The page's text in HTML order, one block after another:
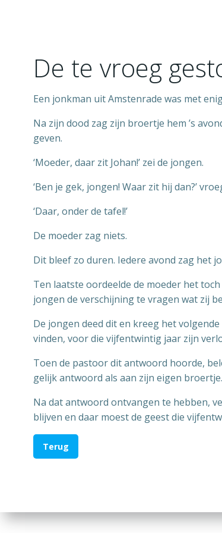
De te vroeg
Een jonkman uit Amstenrade was met
Na zijn dood zag zijn broertje hem ’s
geven.
‘Moeder, daar zit Johan!’ zei de jongen.
‘Ben je gek, jongen! Waar zit hij dan?’
‘Daar, onder de tafel!’
De moeder zag niets.
Dit bleef zo duren. Iedere avond zag het
Ten laatste oordeelde de moeder het
jongen de verschijning te vragen wat zij
De jongen deed dit en kreeg het
vinden, voor die vijfentwintig jaar zijn
Toen de pastoor dit antwoord hoorde,
gelijk antwoord als aan zijn eigen broertje.
Na dat antwoord ontvangen te hebben,
blijven en daar moest de geest die
Terug